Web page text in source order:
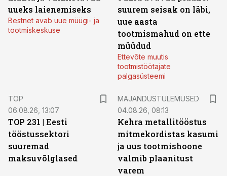
uueks laienemiseks
Bestnet avab uue müügi- ja
tootmiskeskuse
suurem seisak on läbi,
uue aasta
tootmismahud on ette
müüdud
Ettevõte muutis
tootmistöötajate
palgasüsteemi
TOP
06.08.26, 13:07
TOP 231 | Eesti
tööstussektori
suuremad
maksuvõlglased
MAJANDUSTULEMUSED
04.08.26, 08:13
Kehra metallitööstus
mitmekordistas kasumi
ja uus tootmishoone
valmib plaanitust
varem